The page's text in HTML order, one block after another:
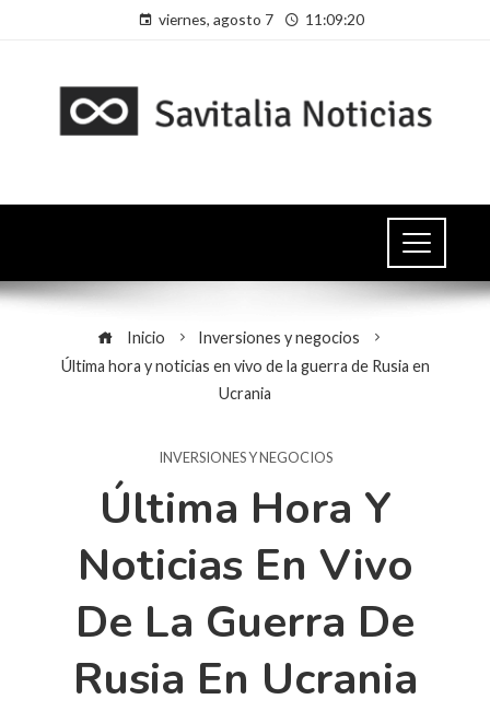
viernes, agosto 7 11:09:20
Inicio
Inversiones y negocios
Última hora y noticias en vivo de la guerra de Rusia en
Ucrania
INVERSIONES Y NEGOCIOS
Última Hora Y
Noticias En Vivo
De La Guerra De
Rusia En Ucrania